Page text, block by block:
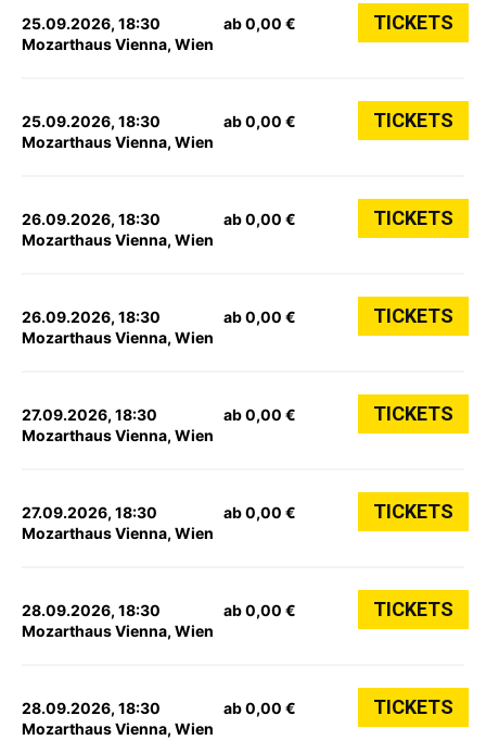
25.09.2026, 18:30
Mozarthaus Vienna, Wien
ab 0,00 € TICKETS
25.09.2026, 18:30
Mozarthaus Vienna, Wien
ab 0,00 € TICKETS
26.09.2026, 18:30
Mozarthaus Vienna, Wien
ab 0,00 € TICKETS
26.09.2026, 18:30
Mozarthaus Vienna, Wien
ab 0,00 € TICKETS
27.09.2026, 18:30
Mozarthaus Vienna, Wien
ab 0,00 € TICKETS
27.09.2026, 18:30
Mozarthaus Vienna, Wien
ab 0,00 € TICKETS
28.09.2026, 18:30
Mozarthaus Vienna, Wien
ab 0,00 € TICKETS
28.09.2026, 18:30
Mozarthaus Vienna, Wien
ab 0,00 € TICKETS